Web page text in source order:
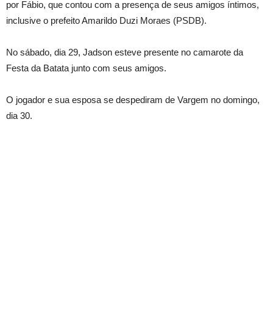
por Fábio, que contou com a presença de seus amigos íntimos,
inclusive o prefeito Amarildo Duzi Moraes (PSDB).
No sábado, dia 29, Jadson esteve presente no camarote da
Festa da Batata junto com seus amigos.
O jogador e sua esposa se despediram de Vargem no domingo,
dia 30.